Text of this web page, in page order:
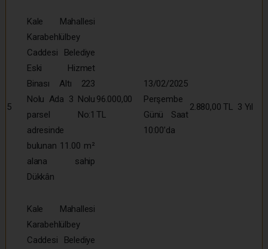
5
Kale Mahallesi
Karabehlülbey
Caddesi Belediye
Eski Hizmet
Binası Altı 223
Nolu Ada 3 Nolu
parsel No:1
adresinde
bulunan 11.00 m²
alana sahip
Dükkân
96.000,00
TL
13/02/2025
Perşembe
Günü Saat
10:00’da
2.880,00 TL 3 Yıl
Kale Mahallesi
Karabehlülbey
Caddesi Belediye